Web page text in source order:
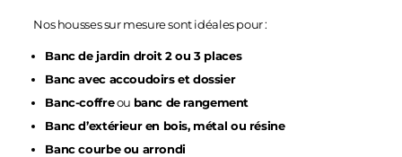
Nos housses sur mesure sont idéales pour :
Banc de jardin droit 2 ou 3 places
Banc avec accoudoirs et dossier
Banc-coffreou banc de rangement
Banc d’extérieur en bois, métal ou résine
Banc courbe ou arrondi